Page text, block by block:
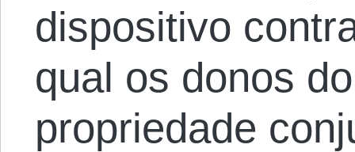
dispositivo
qual os donos
propriedade